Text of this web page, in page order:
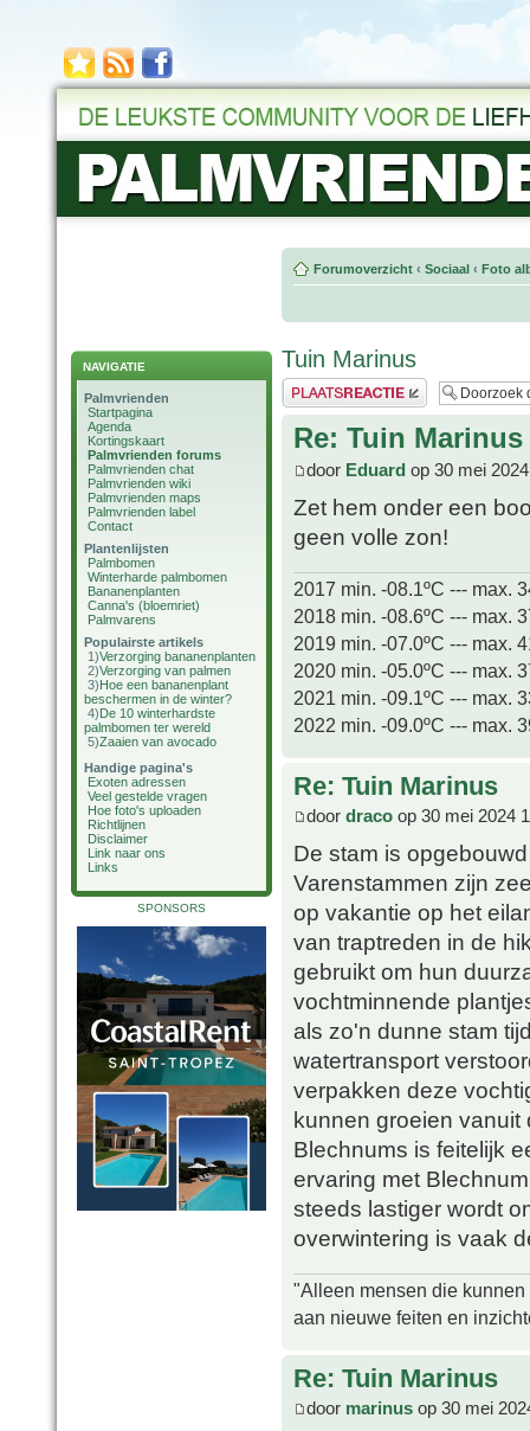
NAVIGATIE
Palmvrienden
Startpagina
Agenda
Kortingskaart
Palmvrienden forums
Palmvrienden chat
Palmvrienden wiki
Palmvrienden maps
Palmvrienden label
Contact
Plantenlijsten
Palmbomen
Winterharde palmbomen
Bananenplanten
Canna's (bloemriet)
Palmvarens
Populairste artikels
1)Verzorging bananenplanten
2)Verzorging van palmen
3)Hoe een bananenplant
beschermen in de winter?
4)De 10 winterhardste
palmbomen ter wereld
5)Zaaien van avocado
Handige pagina's
Exoten adressen
Veel gestelde vragen
Hoe foto's uploaden
Richtlijnen
Disclaimer
Link naar ons
Links
SPONSORS
Forumoverzicht ‹ Sociaal ‹ Foto
Tuin Marinus
Plaats een reactie
Re: Tuin Marinus
door Eduard op 30 mei
Zet hem onder een
geen volle zon!
2017 min. -08.1ºC --- max.
2018 min. -08.6ºC --- max.
2019 min. -07.0ºC --- max.
2020 min. -05.0ºC --- max.
2021 min. -09.1ºC --- max.
2022 min. -09.0ºC --- max.
Re: Tuin Marinus
door draco op 30 mei 2024
De stam is
Varenstammen zijn
op vakantie op het
van traptreden in de
gebruikt om hun
vochtminnende
als zo'n dunne stam
watertransport
verpakken deze
kunnen groeien vanuit
Blechnums is feitelijk
ervaring met
steeds lastiger wordt
overwintering is vaak
"Alleen mensen die
aan nieuwe feiten en
Re: Tuin Marinus
door marinus op 30 mei